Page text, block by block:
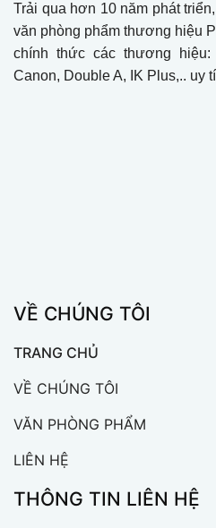
Trải qua hơn 10 năm phát
văn phòng phẩm thương hiệu
chính thức các thương hiệu:
Canon, Double A, IK Plus,.. uy
VỀ CHÚNG TÔI
TRANG CHỦ
VỀ CHÚNG TÔI
VĂN PHÒNG PHẨM
LIÊN HỆ
THÔNG TIN LIÊN HỆ